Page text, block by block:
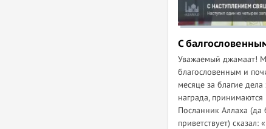
C
Уважаемый джамаат!
благословенным и
месяце за благие
награда,
Посланник Аллаха (да
приветствует) сказал: